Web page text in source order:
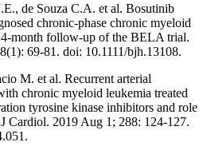
de Souza C.A. et al. Bosutinib
chronic-phase chronic myeloid
month follow-up of the BELA trial.
69-81. doi: 10.1111/bjh.13108.
M. et al. Recurrent arterial
chronic myeloid leukemia treated
tyrosine kinase inhibitors and role
Cardiol. 2019 Aug 1; 288: 124-127.